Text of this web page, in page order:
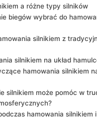
a różne typy silników
biegów wybrać do
silnikiem z
silnikiem na układ
hamowania silnikiem
silnikiem może pomóc w
hamowania silnikiem